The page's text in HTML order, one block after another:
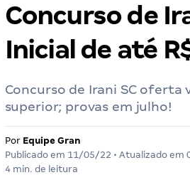
Concurso de
Inicial de até
Concurso de Irani SC
superior; provas em julho!
Por Equipe Gran
Publicado em 11/05/22 • Atualizado em
4 min. de leitura